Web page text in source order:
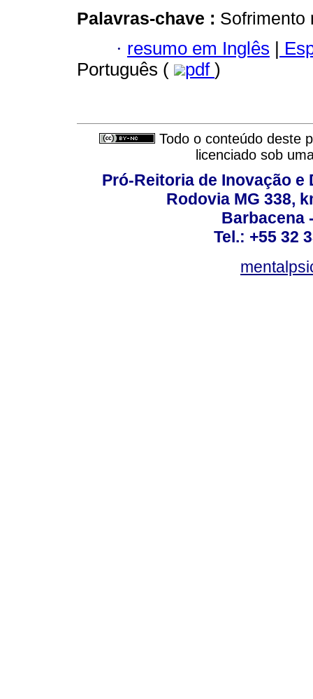
Palavras-chave : Sofrimento
· resumo em Inglês |
Português (
pdf )
Todo o conteúdo deste
licenciado sob
Pró-Reitoria de Inovação
Rodovia MG 338,
Barbacena
Tel.: +55 32